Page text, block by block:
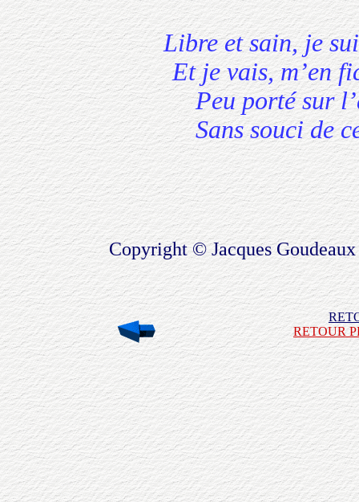
Libre et sain,
Et je vais,
Peu porté
Sans souci
Copyright © Jacques
RETOUR